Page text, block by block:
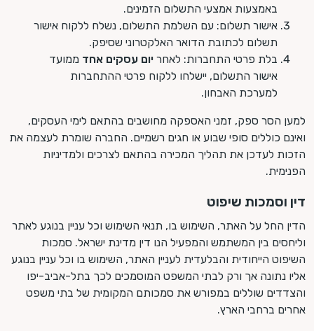
באמצעות אמצעי התשלום הזמינים.
אישור תשלום: עם השלמת התשלום, נשלח ללקוח אישור
תשלום לכתובת הדואר האלקטרוני שסיפק.
בלת פרטי התחברות: לאחר יום עסקים אחד ממועד
אישור התשלום, יישלחו ללקוח פרטי ההתחברות
למערכת האבחון.
למען הסר ספק, זמני האספקה מחושבים בהתאם לימי העסקים,
ואינם כוללים סופי שבוע או חגים רשמיים. החברה שומרת לעצמה את
הזכות לעדכן את תהליך המכירה בהתאם לצרכים ולמדיניות
הפנימית.
דין וסמכות שיפוט
הדין החל על האתר, השימוש בו, תנאי השימוש וכל עניין בנוגע לאתר
וליחסים בין המשתמש והמפעיל הנו דין מדינת ישראל. סמכות
השיפוט הייחודית והבלעדית לעניין האתר, השימוש בו וכל עניין בנוגע
אליו נתונה אך ורק לבתי המשפט המוסמכים לכך בתל-אביב-יפו
והצדדים שוללים במפורש את סמכותם המקומית של בתי משפט
אחרים ברחבי הארץ.